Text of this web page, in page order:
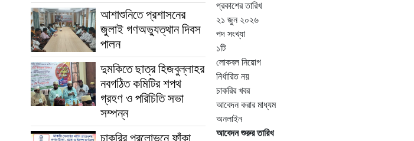
আশাশুনিতে প্রশাসনের
জুলাই গণঅভ্যুত্থান দিবস
পালন
দুমকিতে ছাত্র হিজবুল্লাহর
নবগঠিত কমিটির শপথ
গ্রহণ ও পরিচিতি সভা
সম্পন্ন
চাকরির প্রলোভনে ফাঁকা
প্রকাশের তারিখ
২১ জুন ২০২৬
পদ সংখ্যা
১টি
লোকবল নিয়োগ
নির্ধারিত নয়
চাকরির খবর
আবেদন করার মাধ্যম
অনলাইন
আবেদন শুরুর তারিখ